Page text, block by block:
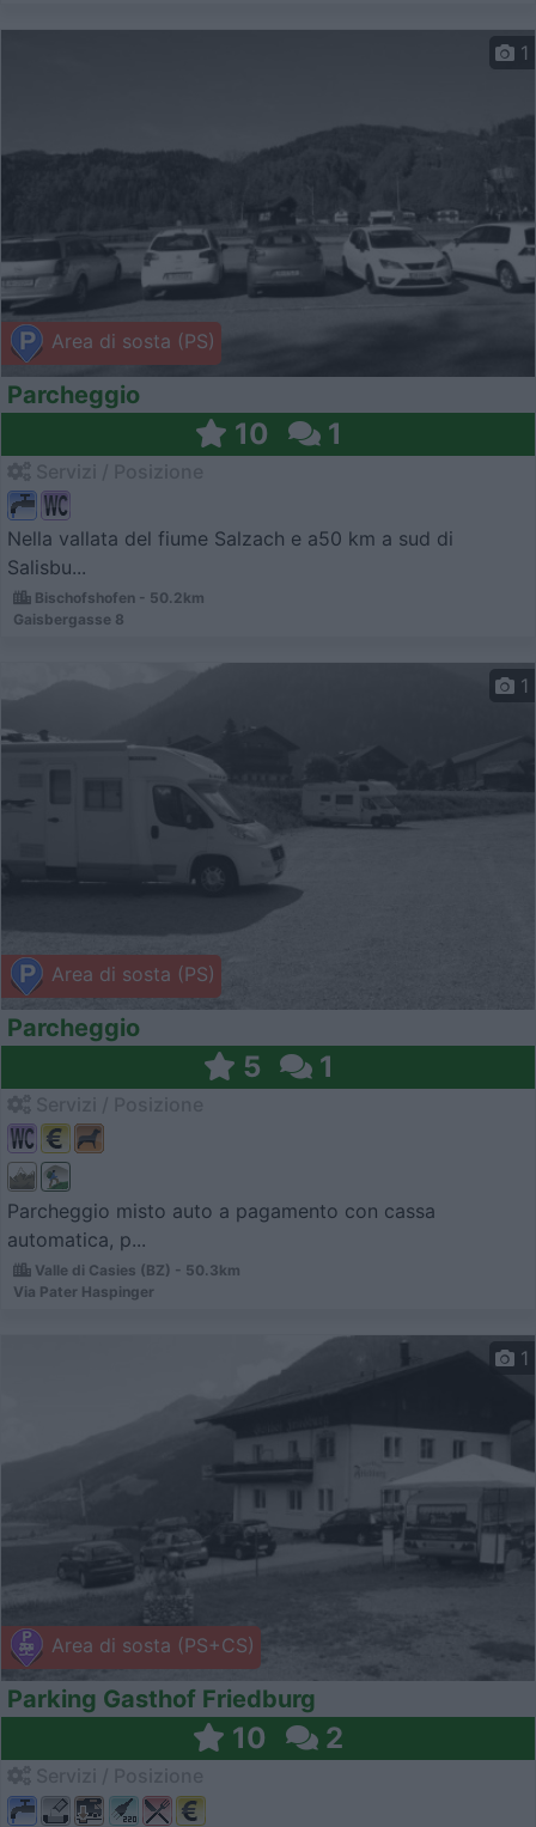
Area di sosta (PS)
1
Parcheggio
10 1
Nella vallata del fiume Salzach e a50 km a sud di
Salisbu...
Bischofshofen - 50.2km
Gaisbergasse 8
Area di sosta (PS)
1
Parcheggio
5 1
Parcheggio misto auto a pagamento con cassa
automatica, p...
Valle di Casies (BZ) - 50.3km
Via Pater Haspinger
Area di sosta (PS+CS)
1
Parking Gasthof Friedburg
10 2